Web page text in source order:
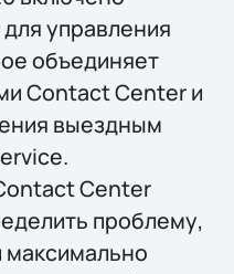
управления
объединяет
Contact Center и
выездным
Center
проблему,
максимально